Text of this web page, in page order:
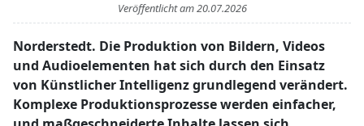
Veröffentlicht am20.07.2026
Norderstedt. Die Produktion von Bildern, Videos
und Audioelementen hat sich durch den Einsatz
von Künstlicher Intelligenz grundlegend verändert.
Komplexe Produktionsprozesse werden einfacher,